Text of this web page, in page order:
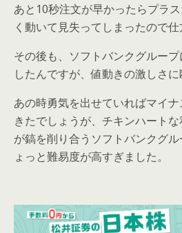
あと10秒注文が早かったらプラ
く動いて見失ってしまったので仕
その後も、ソフトバンクグルー
したんですが、値動きの激しさに
あの時勇気を出せていればマイ
きたでしょうが、チキンハート
が鎬を削り合うソフトバンクグ
ょっと難易度が高すぎました。